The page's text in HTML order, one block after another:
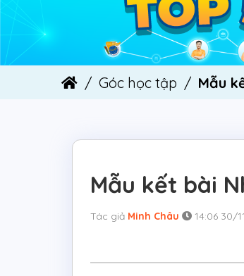
Góc học tập Mẫu
Mẫu kết bài
Tác giả Minh Châu 14:06 30/